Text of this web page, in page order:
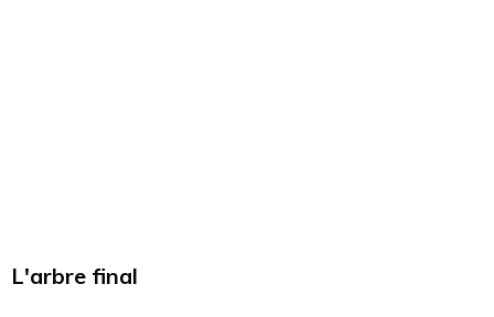
L'arbre final